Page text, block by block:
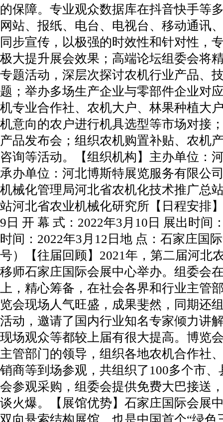
的保障。专业观众数据库在抖音快手等
网站、报纸、电台、电视台、移动通讯
同步宣传，以极强的时效性和针对性，
极大提升展会效果；高端论坛组委会将
专题活动，深层次探讨农机行业产品、
题；举办多场生产企业与零部件企业对
机专业合作社、农机大户、林果种植大
机意向的农户进行机具选型等市场对接
产品发布会；组织农机购置补贴、农机
咨询等活动。【组织机构】主办单位：
承办单位：河北博斯特展览服务有限公
机械化管理局河北省农机化技术推广总
站河北省农业机械化研究所【日程安排
9日 开 幕 式：2022年3月10日 展出时间
时间：2022年3月12日地 点：石家庄国
号）【往届回顾】2021年，第二届河北
移师石家庄国际会展中心举办。组委会
上，精心筹备，在社会各界和行业主管
览会现场人气旺盛，成果斐然，同期还
活动，邀请了国内行业知名专家倾力讲
现场观众等都较上届有很大提高。博览
主管部门的领导，组织各地农机合作社
销商等到场参观，共组织了100多个市
会参观采购，组委会提供免费大巴接送
谈火爆。【展馆优势】石家庄国际会展
双向悬索结构展馆，也是中国首个“绿色